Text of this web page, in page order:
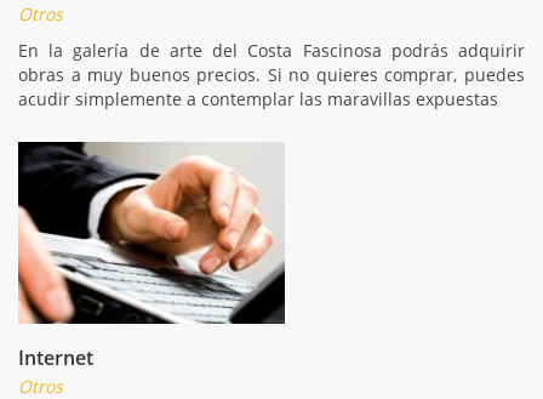
Otros
En la galería de arte del Costa Fascinosa podrás adquirir
obras a muy buenos precios. Si no quieres comprar, puedes
acudir simplemente a contemplar las maravillas expuestas
Internet
Otros